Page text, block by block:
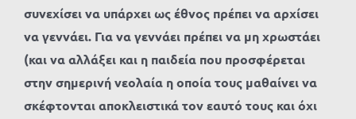
συνεχίσει να υπάρχει ως έθνος πρέπει να αρχίσει
να γεννάει. Για να γεννάει πρέπει να μη χρωστάει
(και να αλλάξει και η παιδεία που προσφέρεται
στην σημερινή νεολαία η οποία τους μαθαίνει να
σκέφτονται αποκλειστικά τον εαυτό τους και όχι